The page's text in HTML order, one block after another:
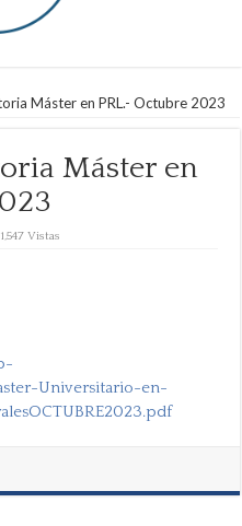
Máster en PRL.- Octubre 2023
Máster en
1,547 Vistas
Universitario-en-